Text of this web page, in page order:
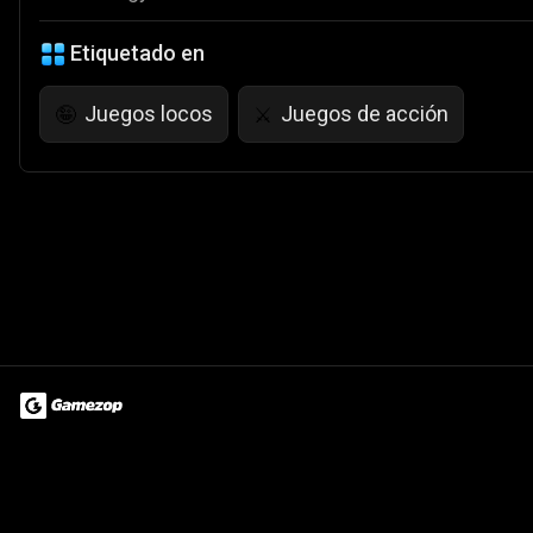
Etiquetado en
🤪 Juegos locos ⚔️ Juegos de acción